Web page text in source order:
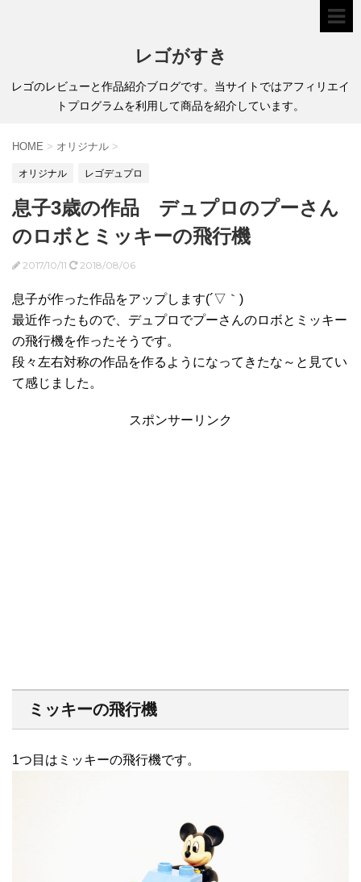
レゴがすき
レゴのレビューと作品紹介ブログです。当サイトではアフィリエイ
トプログラムを利用して商品を紹介しています。
HOME > オリジナル >
オリジナル レゴデュプロ
息子3歳の作品 デュプロのプーさん
のロボとミッキーの飛行機
2017/10/11 2018/08/06
息子が作った作品をアップします(´▽｀)
最近作ったもので、デュプロでプーさんのロボとミッキー
の飛行機を作ったそうです。
段々左右対称の作品を作るようになってきたな～と見てい
て感じました。
スポンサーリンク
ミッキーの飛行機
1つ目はミッキーの飛行機です。